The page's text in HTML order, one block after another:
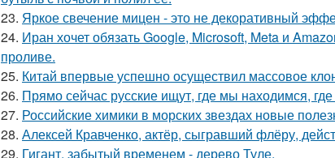
23. Яркое свечение мицен - это не декоративный
24. Иран хочет обязать Google, Microsoft, Meta и
проливе.
25. Китай впервые успешно осуществил массовое
26. Прямо сейчас русские ищут, где мы находимся,
27. Российские химики в морских звездах новые
28. Алексей Кравченко, актёр, сыгравший флёру,
29. Гигант, забытый временем - дерево Туле.